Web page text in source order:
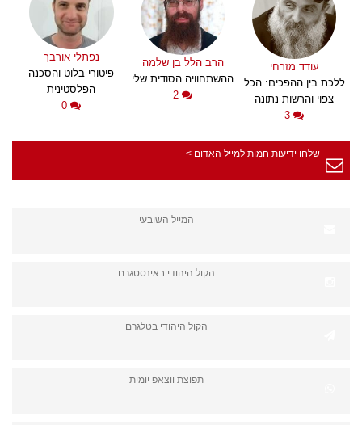
עודד מזרחי
ללכת בין ההפכים: הכל
צפוי והרשות נתונה
3
הרב הלל בן שלמה
ההשתחוויה הסודית שלי
2
נפתלי אורבך
פיטורי בלוט והסכנה
הפלסטינית
0
שלחו ידיעות חמות למייל האדום >
המייל השובעי
הקול היהודי באינסטגרם
הקול היהודי בטלגרם
תפוצת ווצאפ יומית